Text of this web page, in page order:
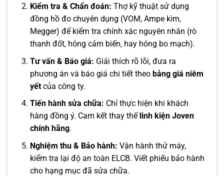
Kiểm tra & Chẩn đoán: Thợ kỹ thuật sử dụng
đồng hồ đo chuyên dụng (VOM, Ampe kìm,
Megger) để kiểm tra chính xác nguyên nhân (rò
thanh đốt, hỏng cảm biến, hay hỏng bo mạch).
Tư vấn & Báo giá: Giải thích rõ lỗi, đưa ra
phương án và báo giá chi tiết theo bảng giá niêm
yếtcủa công ty.
Tiến hành sửa chữa: Chỉ thực hiện khi khách
hàng đồng ý. Cam kết thay thế linh kiện Joven
chính hãng.
Nghiệm thu & Bảo hành: Vận hành thử máy,
kiểm tra lại độ an toàn ELCB. Viết phiếu bảo hành
cho hạng mục đã sửa chữa.